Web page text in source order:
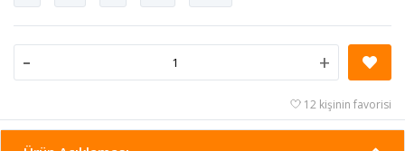
- +
12 kişinin favorisi